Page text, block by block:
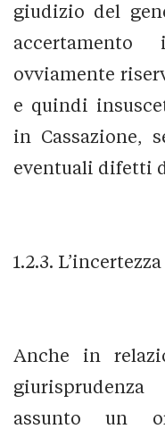
giudizio del
ovviamente
e quindi
in Cassazione,
eventuali difetti
1.2.3.
Anche in
assunto un